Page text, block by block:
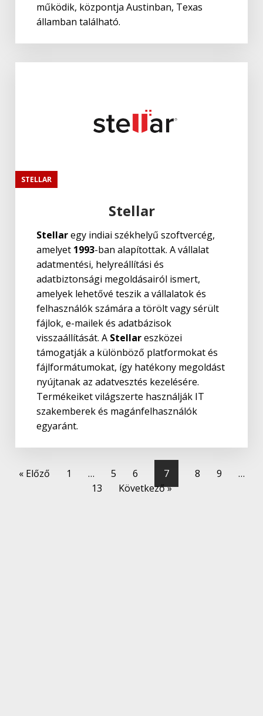
működik, központja Austinban, Texas
államban található.
STELLAR
Stellar
Stellaregy indiai székhelyű szoftvercég,
amelyet 1993-ban alapítottak. A vállalat
adatmentési, helyreállítási és
adatbiztonsági megoldásairól ismert,
amelyek lehetővé teszik a vállalatok és
felhasználók számára a törölt vagy sérült
fájlok, e-mailek és adatbázisok
visszaállítását. A Stellareszközei
támogatják a különböző platformokat és
fájlformátumokat, így hatékony megoldást
nyújtanak az adatvesztés kezelésére.
Termékeiket világszerte használják IT
szakemberek és magánfelhasználók
egyaránt.
« Előző 1 … 5 6 7 8 9
…
13
Következő »